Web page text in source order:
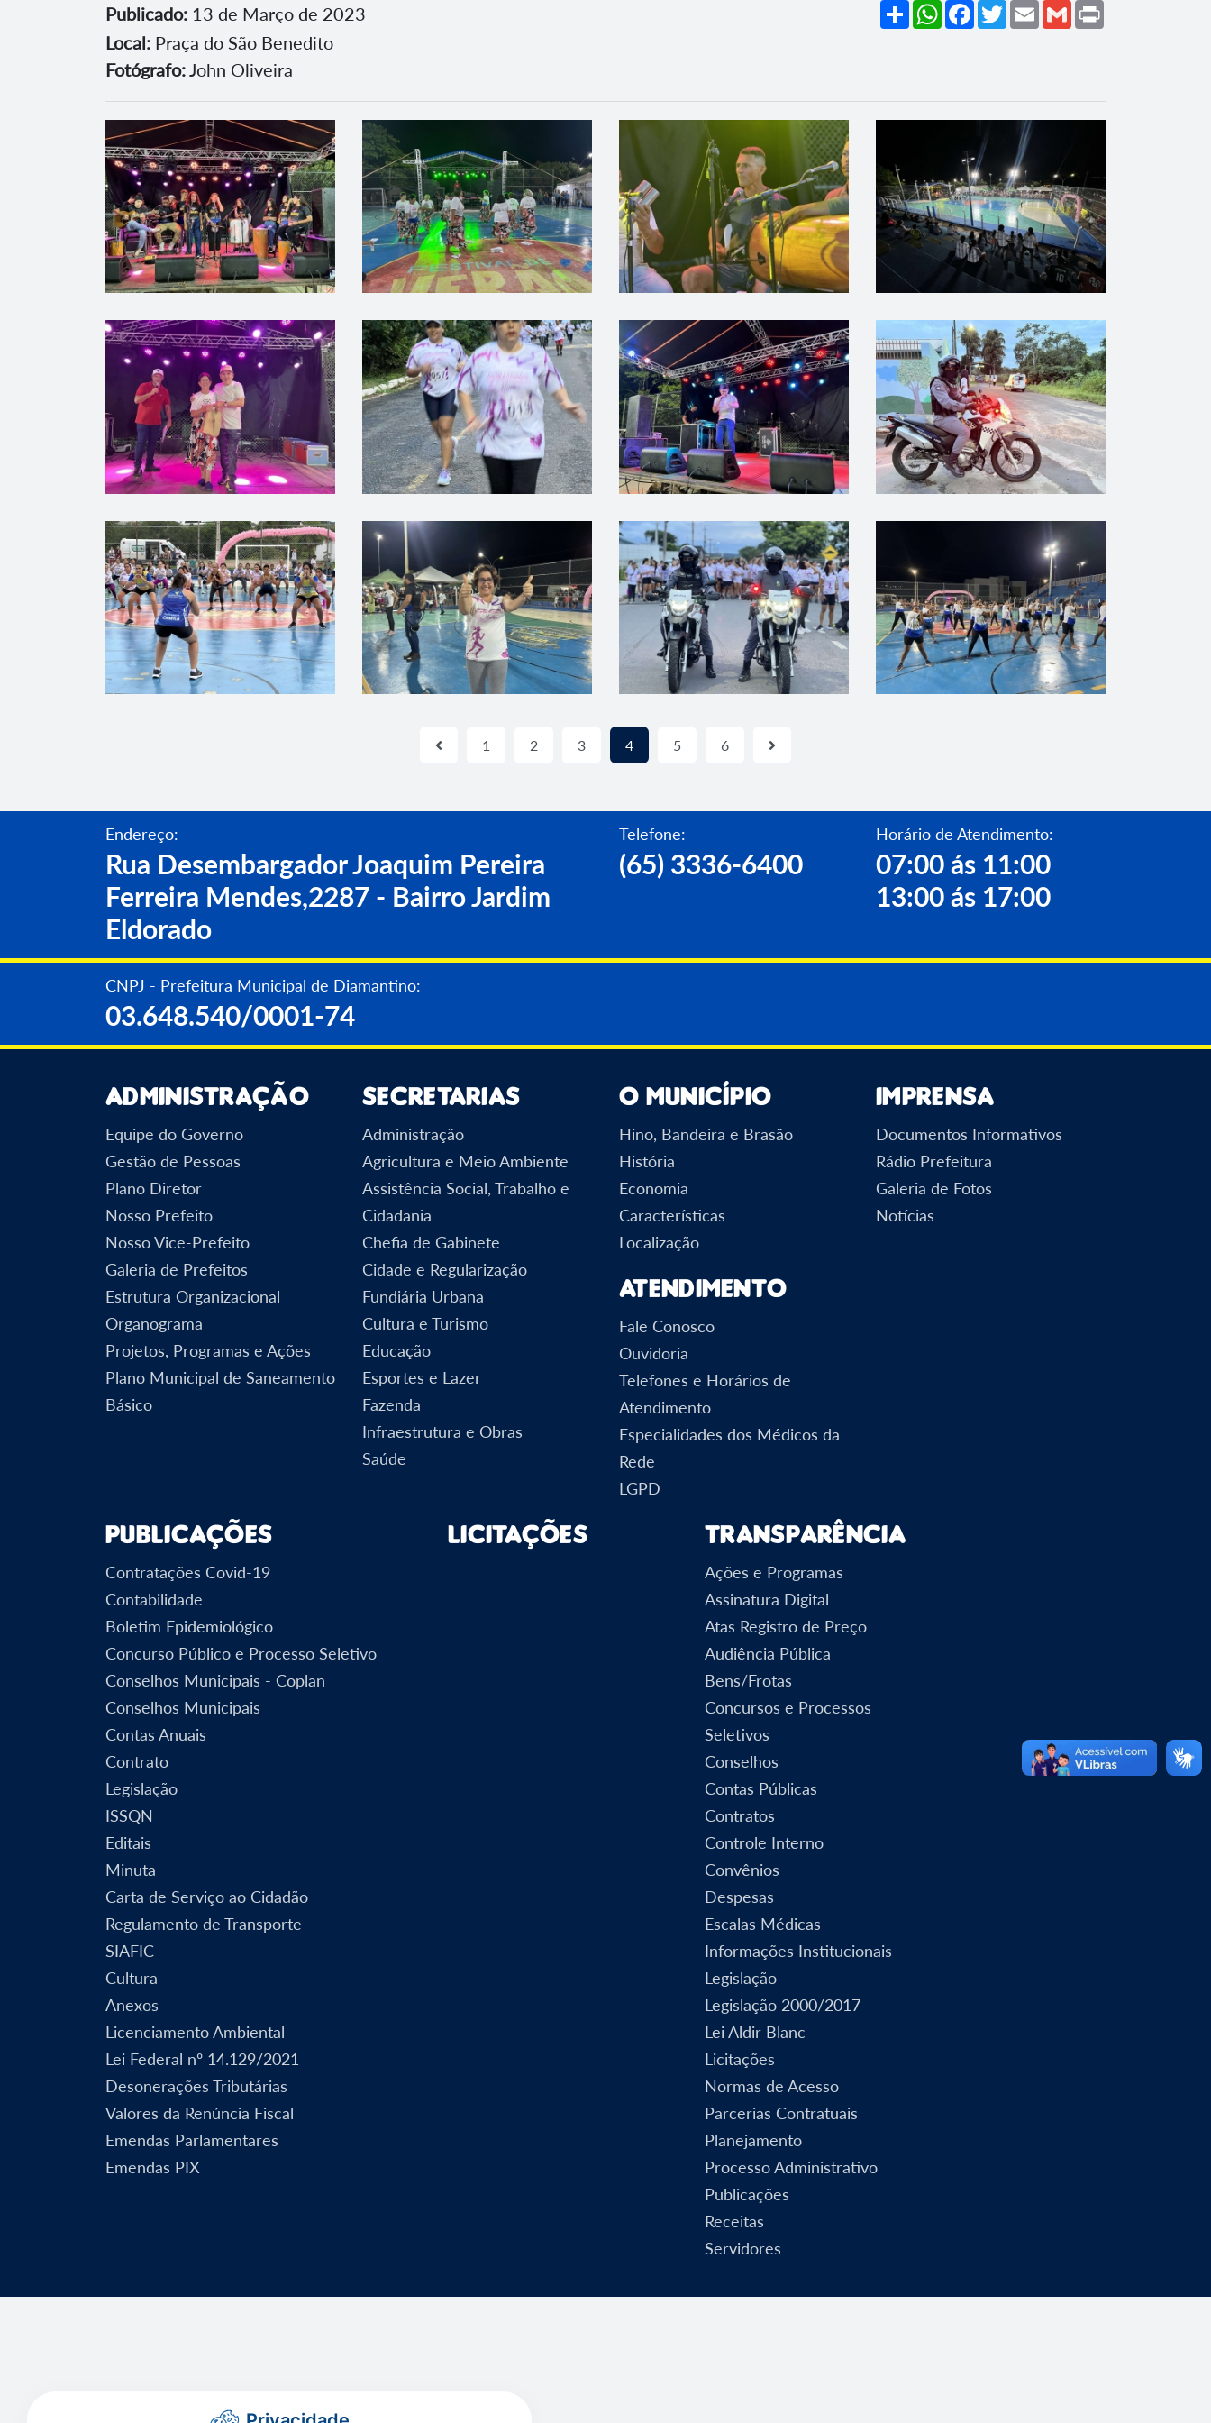
Publicado: 13 de Março de 2023 ShareWhatsApp
Facebook
TwitterEmailGmail
Local: Praça do São Benedito
Fotógrafo:John Oliveira
1 2 3 4 5 6
Endereço:
Rua Desembargador Joaquim Pereira
Ferreira Mendes,2287 - Bairro Jardim
Eldorado
Telefone:
(65) 3336-6400
Horário de Atendimento:
07:00 ás 11:00
13:00 ás 17:00
CNPJ - Prefeitura Municipal de Diamantino:
03.648.540/0001-74
Administração
Equipe do Governo
Gestão de Pessoas
Plano Diretor
Nosso Prefeito
Nosso Vice-Prefeito
Galeria de Prefeitos
Estrutura Organizacional
Organograma
Projetos, Programas e Ações
Plano Municipal de Saneamento
Básico
Secretarias
Administração
Agricultura e Meio Ambiente
Assistência Social, Trabalho e
Cidadania
Chefia de Gabinete
Cidade e Regularização
Fundiária Urbana
Cultura e Turismo
Educação
Esportes e Lazer
Fazenda
Infraestrutura e Obras
Saúde
O Município
Hino, Bandeira e Brasão
História
Economia
Características
Localização
Atendimento
Fale Conosco
Ouvidoria
Telefones e Horários de
Atendimento
Especialidades dos Médicos da
Rede
LGPD
Imprensa
Documentos Informativos
Rádio Prefeitura
Galeria de Fotos
Notícias
Publicações
Contratações Covid-19
Contabilidade
Boletim Epidemiológico
Concurso Público e Processo Seletivo
Conselhos Municipais - Coplan
Conselhos Municipais
Contas Anuais
Contrato
Legislação
ISSQN
Editais
Minuta
Carta de Serviço ao Cidadão
Regulamento de Transporte
SIAFIC
Cultura
Anexos
Licenciamento Ambiental
Lei Federal nº 14.129/2021
Desonerações Tributárias
Valores da Renúncia Fiscal
Emendas Parlamentares
Emendas PIX
Licitações Transparência
Ações e Programas
Assinatura Digital
Atas Registro de Preço
Audiência Pública
Bens/Frotas
Concursos e Processos
Seletivos
Conselhos
Contas Públicas
Contratos
Controle Interno
Convênios
Despesas
Escalas Médicas
Informações Institucionais
Legislação
Legislação 2000/2017
Lei Aldir Blanc
Licitações
Normas de Acesso
Parcerias Contratuais
Planejamento
Processo Administrativo
Publicações
Receitas
Servidores